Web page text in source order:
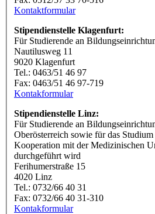
Kontaktformular
Stipendienstelle Klagenfurt:
Für Studierende an
Nautilusweg 11
9020 Klagenfurt
Tel.: 0463/51 46 97
Fax: 0463/51 46 97-719
Kontakformular
Stipendienstelle Linz:
Für Studierende an
Oberösterreich sowie für das
Kooperation mit der Medizinischen
durchgeführt wird
Ferihumerstraße 15
4020 Linz
Tel.: 0732/66 40 31
Fax: 0732/66 40 31-310
Kontakformular